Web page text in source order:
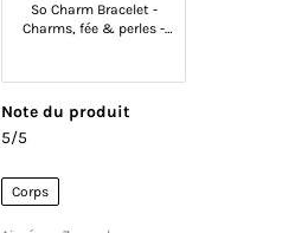
So Charm Bracelet -
Charms, fée & perles -
& rose
Note du produit
5/5
Corps